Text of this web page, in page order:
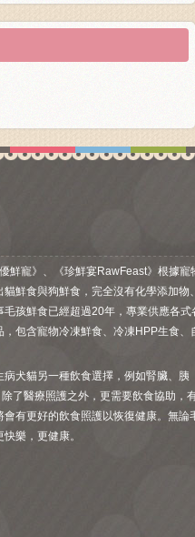
鮮寵》、《珍鮮宴RawFeast》根據寵
鮮食與狗鮮食，完全沒有化學添加物
孩鮮食已經超過20年，專業供應各式
包含寵物冷凍鮮食、冷凍HPP生食、
犬貓另一種飲食選擇，例如腎臟、胰
了醫療照護之外，更需要飲食協助，
有更好的飲食照護以恢復健康。無論
樂，更健康。